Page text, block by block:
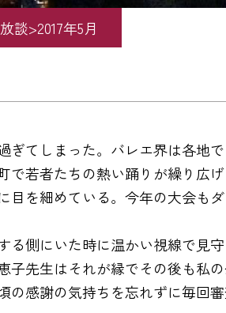
談>2017年5月
ぎてしまった。バレエ界は各地
で若者たちの熱い踊りが繰り広
目を細めている。今年の大会も
る側にいた時に温かい視線で見
子先生はそれが縁でその後も私
の感謝の気持ちを忘れずに毎回審